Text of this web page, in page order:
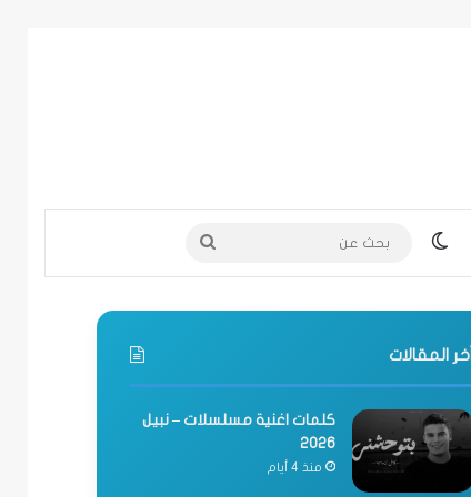
الوضع المظلم بحث
عن
أخر المقالات
كلمات اغنية مسلسلات – نبيل
2026
منذ 4 أيام